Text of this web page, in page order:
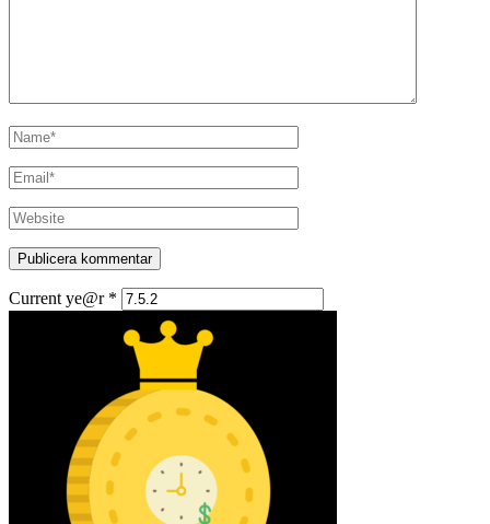
Current ye@r *